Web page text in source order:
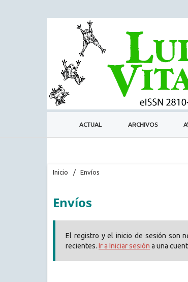
ACTUAL ARCHIVOS
Inicio / Envíos
Envíos
El registro y el inicio de sesión son
recientes.Ir a Iniciar sesión a una